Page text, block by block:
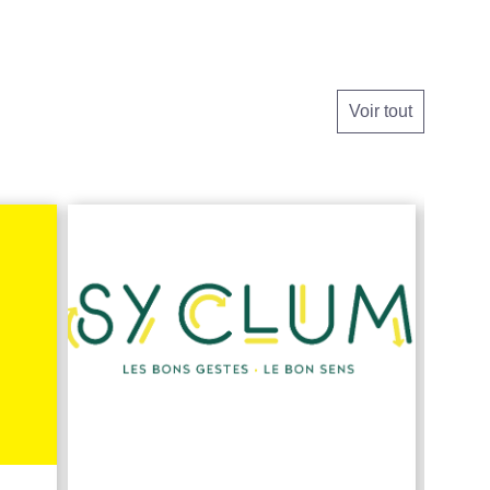
Voir tout